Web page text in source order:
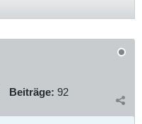
Beiträge: 92